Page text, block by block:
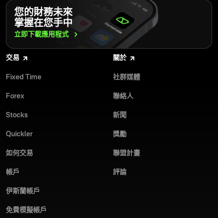
立即下載 Olymptrade 桌面應用程式，透過我們現代且易用的交易平
台，發揮你的全部潛能。
相容性高：同時支援 Windows 與 Mac。
高效能：運作快速，佔用極少記憶體。
完整工具：可使用市場趨勢分析、指標、震盪指標、交易訊號及多
安裝 Olymptrade 交易應用程式到 PC 或 Mac 很簡單。請按照以下
步驟操作：
從 Olymptrade 主頁下載最新版桌面交易應用程式。
在您的 PC 或 Mac 上安裝此應用程式。
在應用程式上註冊或登入您的帳戶。
開始在模擬帳戶上練習交易。當你準備好在真實帳戶上交易時，
請以 17 種可用貨幣之一進行存款。
線上 Forex 經紀商中脫穎而出。立即下載我們的桌面交易應用程
您的財務未來
掌握在您手中
立即下載應用程式
交易
Fixed Time
Forex
Stocks
Quickler
如何交易
帳戶
伊斯蘭帳戶
免費模擬帳戶
關於
社群媒體
聯絡人
新聞
獎勵
聯盟計畫
評論